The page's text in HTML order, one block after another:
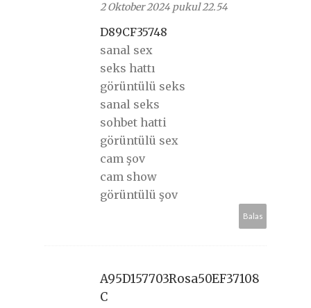
2 Oktober 2024 pukul 22.54
D89CF35748
sanal sex
seks hattı
görüntülü seks
sanal seks
sohbet hatti
görüntülü sex
cam şov
cam show
görüntülü şov
Balas
A95D157703Rosa50EF37108
C